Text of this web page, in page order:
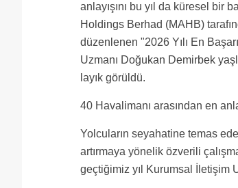
anlayışını bu yıl da küresel bir
Holdings Berhad (MAHB)
düzenlenen "2026 Yılı En
Uzmanı Doğukan Demirbek
layık görüldü.
40 Havalimanı arasından en
Yolcuların seyahatine temas
artırmaya yönelik özverili
geçtiğimiz yıl Kurumsal İletişim